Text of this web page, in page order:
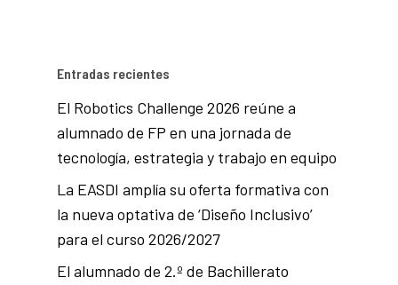
Entradas recientes
El Robotics Challenge 2026 reúne a
alumnado de FP en una jornada de
tecnología, estrategia y trabajo en equipo
La EASDI amplía su oferta formativa con
la nueva optativa de ‘Diseño Inclusivo’
para el curso 2026/2027
El alumnado de 2.º de Bachillerato